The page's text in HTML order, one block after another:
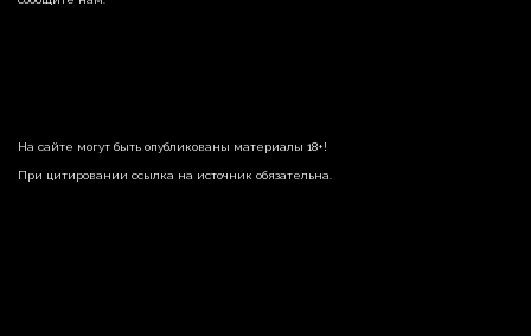
На сайте могут быть опубликованы материалы 18+!
При цитировании ссылка на источник обязательна.